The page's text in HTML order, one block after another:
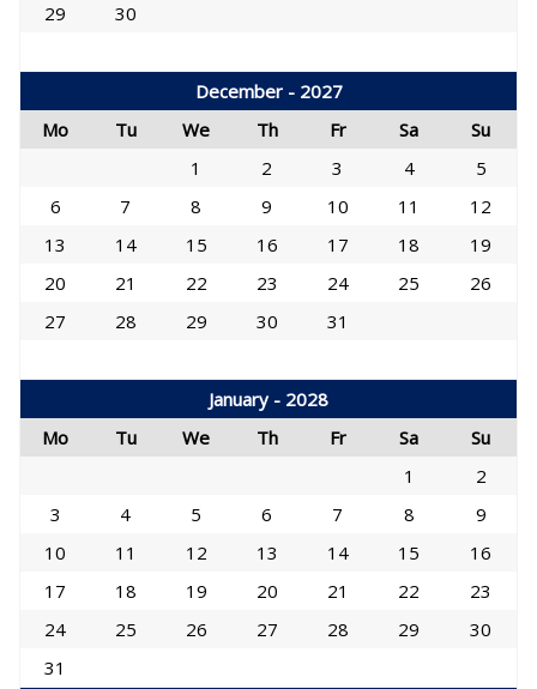
29
30
December - 2027
Mo
Tu We Th Fr Sa
Su
1
2 3 4
5
6
7 8 9 10 11
12
13
14 15 16 17 18
19
20
21 22 23 24 25
26
27
28 29 30 31
January - 2028
Mo
Tu We Th Fr Sa
Su
1
2
3
4 5 6 7 8
9
10
11 12 13 14 15
16
17
18 19 20 21 22
23
24
25 26 27 28 29
30
31